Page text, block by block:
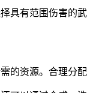
有范围伤害的
资源。合理分